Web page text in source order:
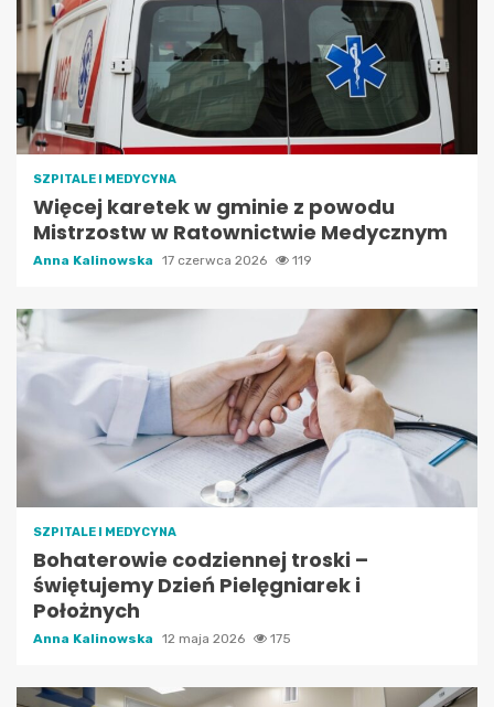
SZPITALE I MEDYCYNA
Więcej karetek w gminie z powodu
Mistrzostw w Ratownictwie Medycznym
Anna Kalinowska 17 czerwca 2026 119
SZPITALE I MEDYCYNA
Bohaterowie codziennej troski –
świętujemy Dzień Pielęgniarek i
Położnych
Anna Kalinowska 12 maja 2026 175